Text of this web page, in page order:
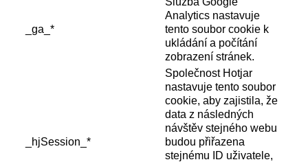
_ga_*
Analytics nastavuje
tento soubor cookie k
ukládání a počítání
zobrazení stránek.
_hjSession_*
Společnost Hotjar
nastavuje tento soubor
cookie, aby zajistila, že
data z následných
návštěv stejného webu
budou přiřazena
stejnému ID uživatele,